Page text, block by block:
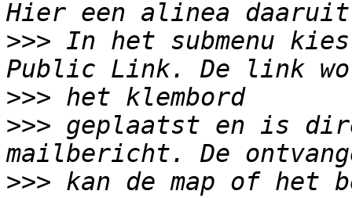
>>> In het submenu
>>>
>>> geplaatst en is
>>> kan de map of het